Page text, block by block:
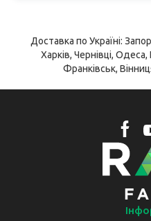
Доставка по Україні:
Харків, Чернівці,
Франківськ,